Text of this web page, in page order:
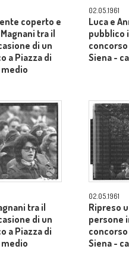
coperto e
tra il
di un
a Piazza di
02.05.1961
Luca e
pubblico
Siena -
tra il
di un
a Piazza di
02.05.1961
Ripreso
persone
Siena -